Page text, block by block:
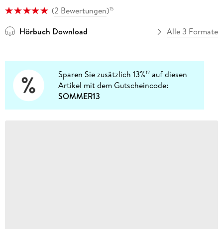
(2 Bewertungen)15
Hörbuch Download Alle 3 Formate
Sparen Sie zusätzlich 13%12 auf diesen
Artikel mit dem Gutscheincode:
SOMMER13